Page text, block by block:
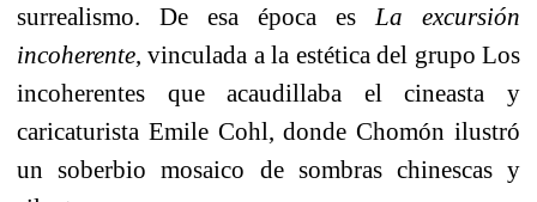
surrealismo. De esa época es La excursión
incoherente, vinculada a la estética del grupo Los
incoherentes que acaudillaba el cineasta y
caricaturista Emile Cohl, donde Chomón ilustró
un soberbio mosaico de sombras chinescas y